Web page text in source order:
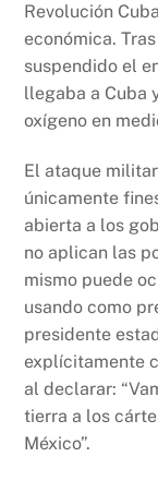
Revolución
económica.
suspendido el
llegaba a Cuba
oxígeno en
El ataque
únicamente
abierta a los
no aplican las
mismo puede
usando como
presidente
explícitamente
al declarar:
tierra a los
México”.